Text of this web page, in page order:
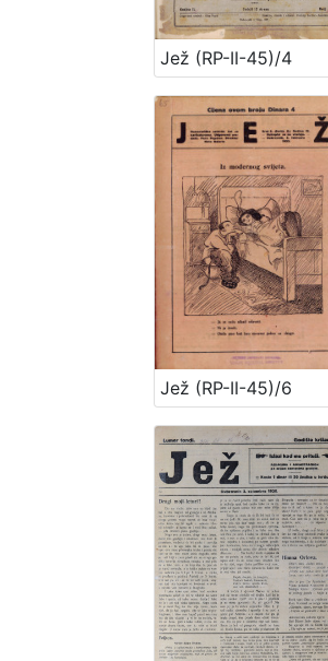
Jež (RP-II-45)/4
Jež (RP-II-45)/6